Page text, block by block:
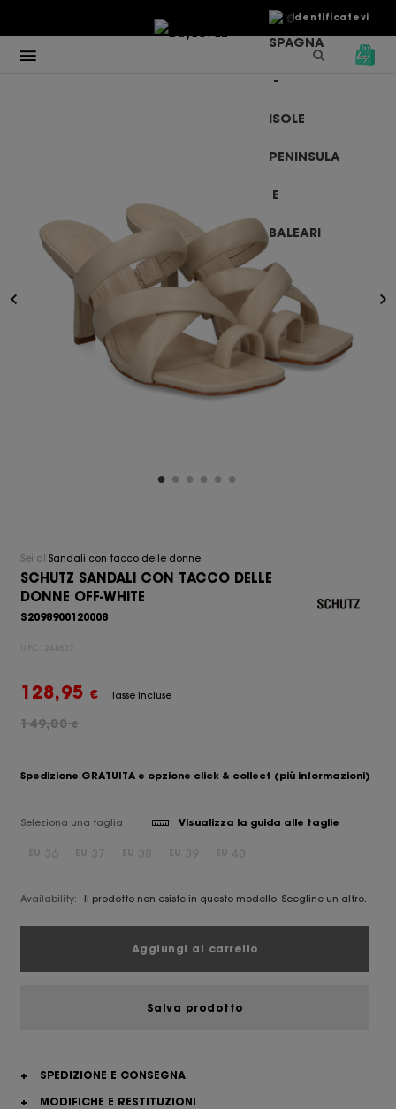
Identificatevi
€
Sei al Sandali con tacco delle donne
SCHUTZ SANDALI CON TACCO DELLE
DONNE OFF-WHITE
S2098900120008
UPC: 244607
128,95 € Tasse Incluse
149,00€
Spedizione GRATUITA e opzione click & collect (più informazioni)
Seleziona una taglia Visualizza la guida alle taglie
Availability: Il prodotto non esiste in questo modello. Scegline un altro.
Aggiungi al carrello
Salva prodotto
+
SPEDIZIONE E CONSEGNA
+
MODIFICHE E RESTITUZIONI